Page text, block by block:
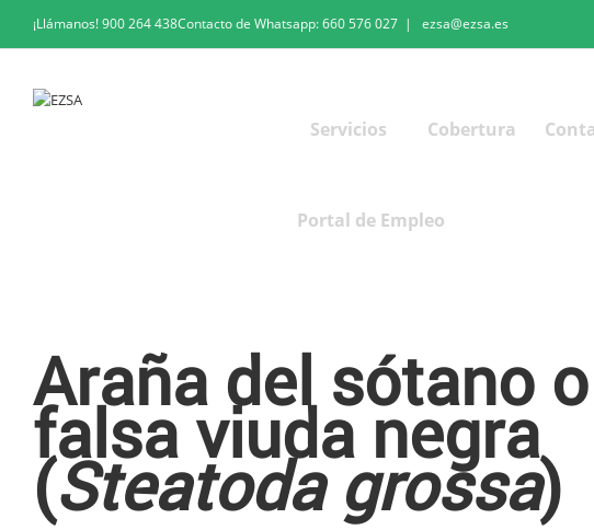
¡Llámanos!900 264 438Contacto de Whatsapp:660 576 027 | ezsa@ezsa.es
Servicios Cobertura
Portal de Empleo
Araña del sótano o
falsa viuda negra
(Steatoda grossa)